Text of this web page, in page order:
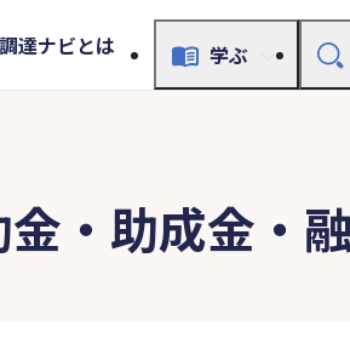
達ナビとは 学ぶ
・助成金・